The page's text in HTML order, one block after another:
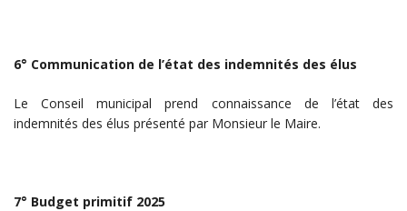
6° Communication de l’état des indemnités des élus
Le Conseil municipal prend connaissance de l’état des
indemnités des élus présenté par Monsieur le Maire.
7° Budget primitif 2025